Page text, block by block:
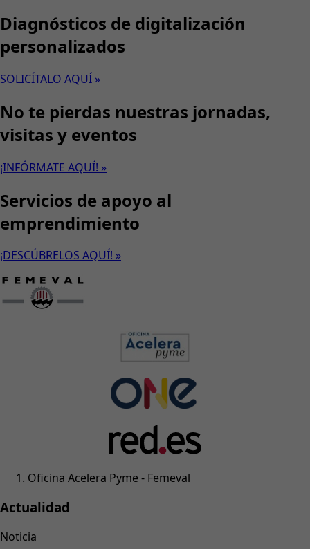
Diagnósticos de digitalización
personalizados
SOLICÍTALO AQUÍ »
No te pierdas nuestras jornadas,
visitas y eventos
¡INFÓRMATE AQUÍ! »
Servicios de apoyo al
emprendimiento
¡DESCÚBRELOS AQUÍ! »
Oficina Acelera Pyme - Femeval
Actualidad
Noticia